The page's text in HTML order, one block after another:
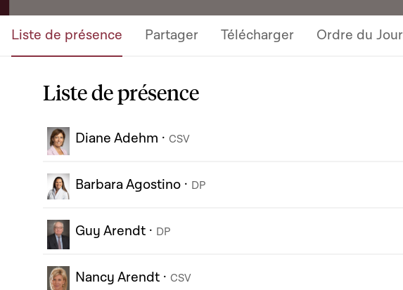
Liste de présence Partager Télécharger Ordre du Jour
Liste de présence
Diane Adehm · CSV
Barbara Agostino · DP
Guy Arendt · DP
Nancy Arendt · CSV